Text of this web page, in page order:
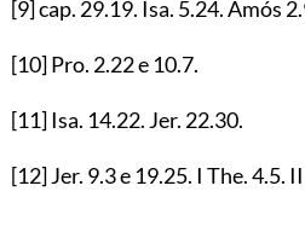
[9]cap. 29.19. Isa. 5.24. Amós
[10]Pro. 2.22e 10.7.
[11]Isa. 14.22. Jer. 22.30.
[12]Jer. 9.3e 19.25. I The.4.5.